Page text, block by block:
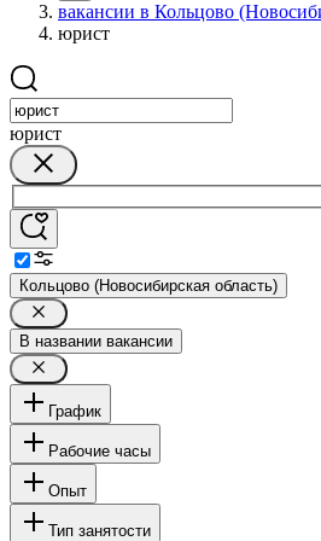
вакансии в Кольцово
юрист
юрист
Кольцово (Новосибирская область)
В названии вакансии
График
Рабочие часы
Опыт
Тип занятости